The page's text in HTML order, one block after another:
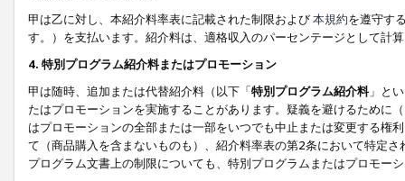
甲は乙に対し、本紹介料率表に記載された制限および本規約を遵守す
す。）を支払います。紹介料は、適格収入のパーセンテージとして計
4. 特別プログラム紹介料またはプロモーション
甲は随時、追加または代替紹介料（以下「特別プログラム紹介料」と
たはプロモーションを実施することがあります。疑義を避けるために
はプロモーションの全部または一部をいつでも中止または変更する権
て（商品購入を含まないものも）、紹介料率表の第2条において特定
プログラム文書上の制限についても、特別プログラムまたはプロモー